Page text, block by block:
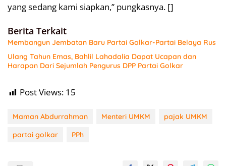
yang sedang kami siapkan,” pungkasnya. []
Berita Terkait
Membangun Jembatan Baru Partai Golkar-Partai Belaya Rus
Ulang Tahun Emas, Bahlil Lahadalia Dapat Ucapan dan
Harapan Dari Sejumlah Pengurus DPP Partai Golkar
Post Views: 15
Maman Abdurrahman Menteri UMKM
pajak UMKM
partai golkar
PPh